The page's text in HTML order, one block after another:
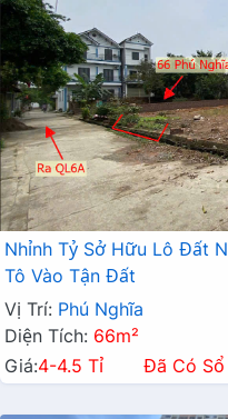
Nhỉnh Tỷ Sở Hữu Lô Đất
Tô Vào Tận Đất
Vị Trí: Phú Nghĩa
Diện Tích: 66m²
Giá:4-4.5 Tỉ Đã Có Sổ